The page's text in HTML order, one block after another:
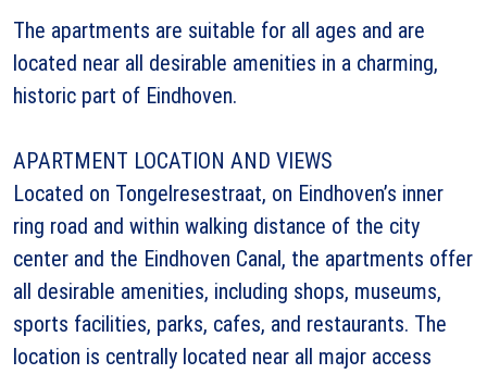
The apartments are suitable for all ages and are
located near all desirable amenities in a charming,
historic part of Eindhoven.
APARTMENT LOCATION AND VIEWS
Located on Tongelresestraat, on Eindhoven’s inner
ring road and within walking distance of the city
center and the Eindhoven Canal, the apartments offer
all desirable amenities, including shops, museums,
sports facilities, parks, cafes, and restaurants. The
location is centrally located near all major access